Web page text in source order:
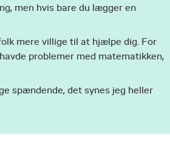
men hvis bare du lægger en
mere villige til at hjælpe dig. For
problemer med matematikken,
spændende, det synes jeg heller